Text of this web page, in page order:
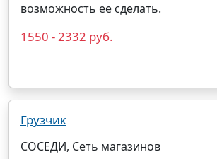
возможность ее сделать.
1550 - 2332 руб.
Грузчик
СОСЕДИ, Сеть магазинов